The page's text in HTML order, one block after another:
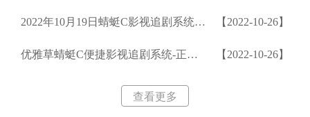
2022年10月19日蜻蜓C影视追剧系统v1.2.1整体细节更新 【2022-10-26】
优雅草蜻蜓C便捷影视追剧系统-正式开启发售-详细请关注优雅草松鼠蜻蜓系统官网 【2022-10-26】
查看更多